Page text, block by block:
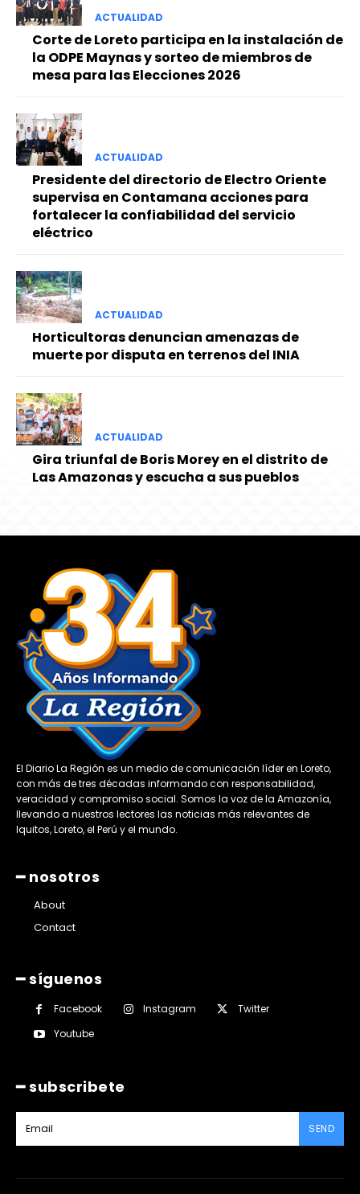
ACTUALIDAD
Corte de Loreto participa en la instalación de
la ODPE Maynas y sorteo de miembros de
mesa para las Elecciones 2026
ACTUALIDAD
Presidente del directorio de Electro Oriente
supervisa en Contamana acciones para
fortalecer la confiabilidad del servicio
eléctrico
ACTUALIDAD
Horticultoras denuncian amenazas de
muerte por disputa en terrenos del INIA
ACTUALIDAD
Gira triunfal de Boris Morey en el distrito de
Las Amazonas y escucha a sus pueblos
El Diario La Región es un medio de comunicación líder en Loreto,
con más de tres décadas informando con responsabilidad,
veracidad y compromiso social. Somos la voz de la Amazonía,
llevando a nuestros lectores las noticias más relevantes de
Iquitos, Loreto, el Perú y el mundo.
━ nosotros
About
Contact
━ síguenos
Facebook Instagram
Twitter
Youtube
━ subscribete
SEND